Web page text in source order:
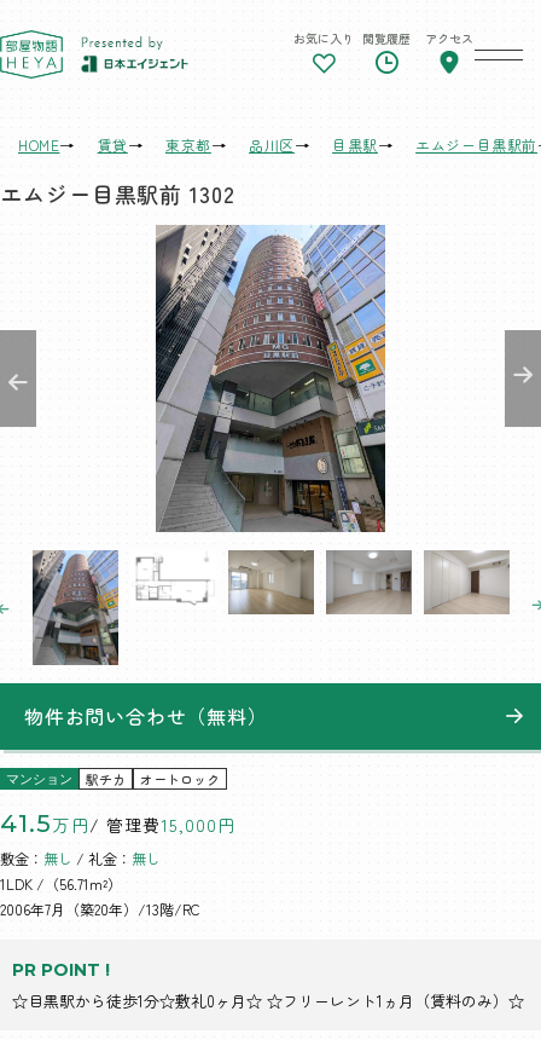
東京 部屋物語 お気に入り 閲覧履歴 アクセス
HOME 賃貸 東京都 品川区 目黒駅 エムジー目黒駅前
エムジー目黒駅前 1302
PR POINT !
☆目黒駅から徒歩1分☆敷礼0ヶ月☆ ☆フリーレント1ヵ月（賃料のみ）☆
マンション 駅チカ オートロック
41.5万円/ 管理費15,000円
敷金： 無し / 礼金： 無し
1LDK /（56.71m²）
2006年7月（築20年）/13階/RC
物件お問い合わせ（無料）